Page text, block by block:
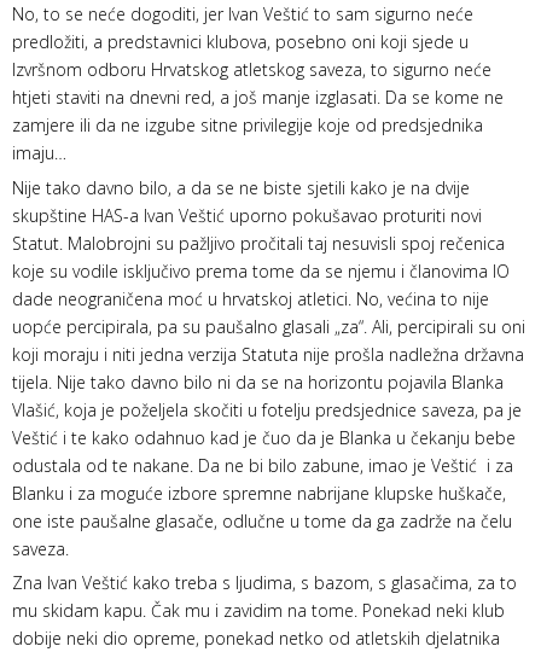
No, to se neće dogoditi, jer Ivan Veštić to sam sigurno neće
predložiti, a predstavnici klubova, posebno oni koji sjede u
Izvršnom odboru Hrvatskog atletskog saveza, to sigurno neće
htjeti staviti na dnevni red, a još manje izglasati. Da se kome ne
zamjere ili da ne izgube sitne privilegije koje od predsjednika
imaju…
Nije tako davno bilo, a da se ne biste sjetili kako je na dvije
skupštine HAS-a Ivan Veštić uporno pokušavao proturiti novi
Statut. Malobrojni su pažljivo pročitali taj nesuvisli spoj rečenica
koje su vodile isključivo prema tome da se njemu i članovima IO
dade neograničena moć u hrvatskoj atletici. No, većina to nije
uopće percipirala, pa su paušalno glasali „za“. Ali, percipirali su oni
koji moraju i niti jedna verzija Statuta nije prošla nadležna državna
tijela. Nije tako davno bilo ni da se na horizontu pojavila Blanka
Vlašić, koja je poželjela skočiti u fotelju predsjednice saveza, pa je
Veštić i te kako odahnuo kad je čuo da je Blanka u čekanju bebe
odustala od te nakane. Da ne bi bilo zabune, imao je Veštić i za
Blanku i za moguće izbore spremne nabrijane klupske huškače,
one iste paušalne glasače, odlučne u tome da ga zadrže na čelu
saveza.
Zna Ivan Veštić kako treba s ljudima, s bazom, s glasačima, za to
mu skidam kapu. Čak mu i zavidim na tome. Ponekad neki klub
dobije neki dio opreme, ponekad netko od atletskih djelatnika